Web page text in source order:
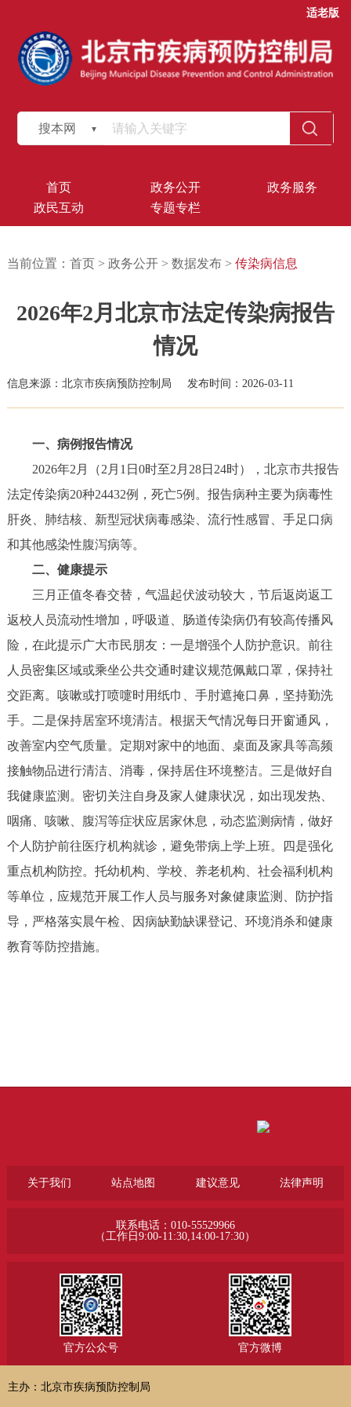
适老版
搜本网
首页 政务公开
政务服务
政民互动
专题专栏
当前位置： 首页> 政务公开> 数据发布> 传染病信息
2026年2月北京市法定传染病报告
情况
信息来源：北京市疾病预防控制局 发布时间：2026-03-11
一、病例报告情况
2026年2月（2月1日0时至2月28日24时），北京市共报告
法定传染病20种24432例，死亡5例。报告病种主要为病毒性
肝炎、肺结核、新型冠状病毒感染、流行性感冒、手足口病
和其他感染性腹泻病等。
二、健康提示
三月正值冬春交替，气温起伏波动较大，节后返岗返工
返校人员流动性增加，呼吸道、肠道传染病仍有较高传播风
险，在此提示广大市民朋友：一是增强个人防护意识。前往
人员密集区域或乘坐公共交通时建议规范佩戴口罩，保持社
交距离。咳嗽或打喷嚏时用纸巾、手肘遮掩口鼻，坚持勤洗
手。二是保持居室环境清洁。根据天气情况每日开窗通风，
改善室内空气质量。定期对家中的地面、桌面及家具等高频
接触物品进行清洁、消毒，保持居住环境整洁。三是做好自
我健康监测。密切关注自身及家人健康状况，如出现发热、
咽痛、咳嗽、腹泻等症状应居家休息，动态监测病情，做好
个人防护前往医疗机构就诊，避免带病上学上班。四是强化
重点机构防控。托幼机构、学校、养老机构、社会福利机构
等单位，应规范开展工作人员与服务对象健康监测、防护指
导，严格落实晨午检、因病缺勤缺课登记、环境消杀和健康
教育等防控措施。
关于我们 站点地图 建议意见 法律声明
联系电话：010-55529966
（工作日9:00-11:30,14:00-17:30）
官方公众号 官方微博
主办：北京市疾病预防控制局